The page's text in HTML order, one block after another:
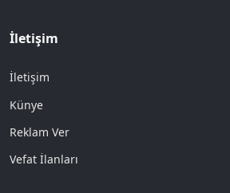
İletişim
İletişim
Künye
Reklam Ver
Vefat İlanları